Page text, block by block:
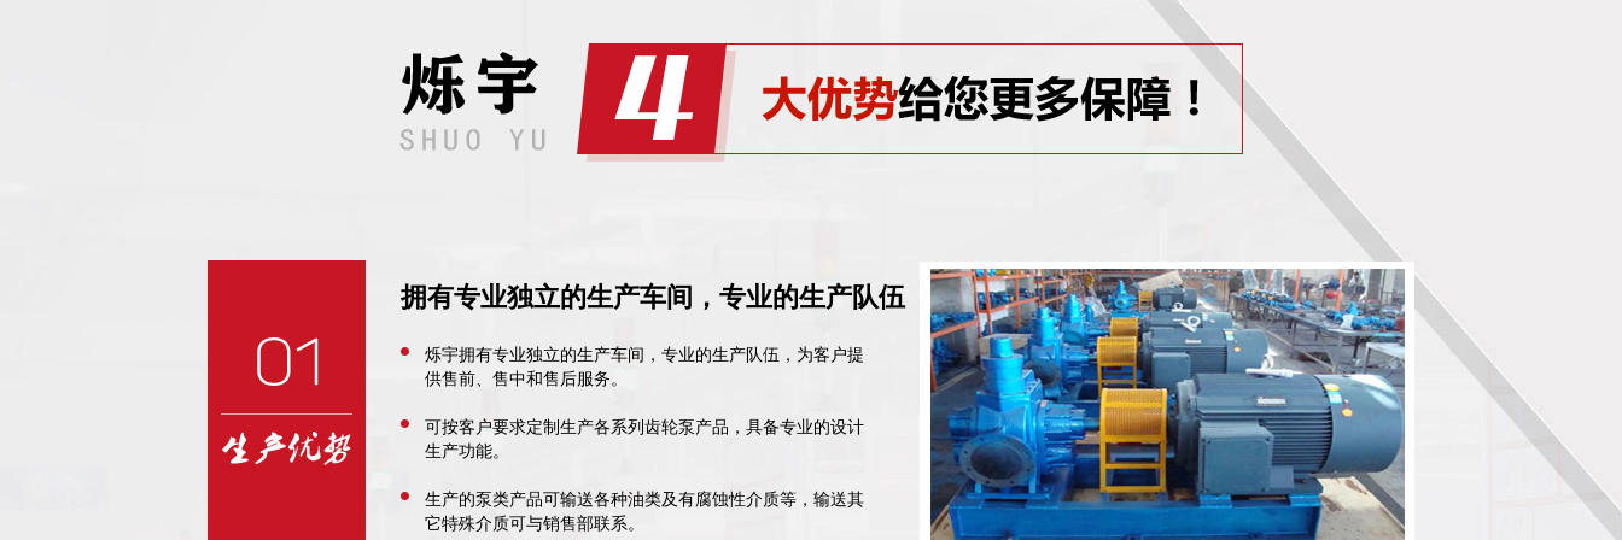
拥有专业独立的生产车间，专业的生产队伍
烁宇拥有专业独立的生产车间，专业的生产队伍，为客户提
供售前、售中和售后服务。
可按客户要求定制生产各系列齿轮泵产品，具备专业的设计
生产功能。
生产的泵类产品可输送各种油类及有腐蚀性介质等，输送其
它特殊介质可与销售部联系。